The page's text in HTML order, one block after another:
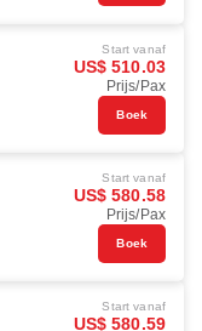
Start vanaf
US$ 510.03
Prijs/Pax
Boek
Start vanaf
US$ 580.58
Prijs/Pax
Boek
Start vanaf
US$ 580.59